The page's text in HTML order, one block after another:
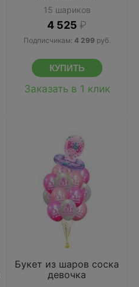
15 шариков
4 525 ₽
Подписчикам: 4 299 руб.
Заказать в 1 клик
Букет из шаров соска
девочка